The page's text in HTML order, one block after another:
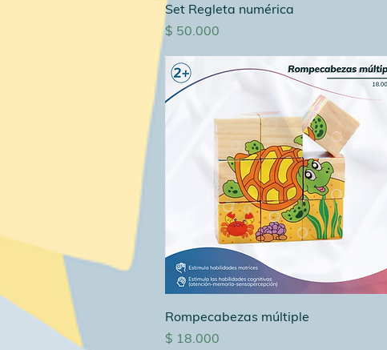
Set Regleta numérica
Precio
$ 50.000
Rompecabezas múltiple
Precio
$ 18.000